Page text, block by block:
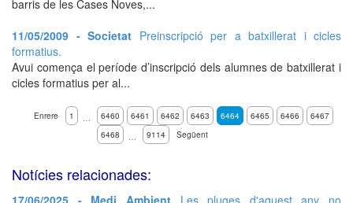
barris de les Cases Noves,...
11/05/2009 - Societat Preinscripció per a batxillerat i cicles
formatius.
Avui comença el període d’inscripció dels alumnes de batxillerat i
cicles formatius per al...
Enrere 1 … 6460 6461 6462 6463 6464 6465 6466
6467
6468
… 9114 Següent
Notícies relacionades:
17/06/2025 - Medi AmbientLes pluges d'aquest any no